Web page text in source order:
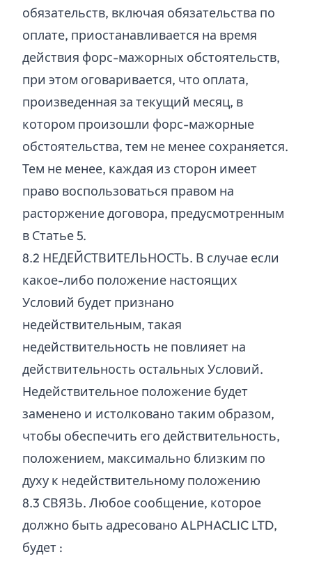
обязательств, включая обязательства по
оплате, приостанавливается на время
действия форс-мажорных обстоятельств,
при этом оговаривается, что оплата,
произведенная за текущий месяц, в
котором произошли форс-мажорные
обстоятельства, тем не менее сохраняется.
Тем не менее, каждая из сторон имеет
право воспользоваться правом на
расторжение договора, предусмотренным
в Статье 5.
8.2 НЕДЕЙСТВИТЕЛЬНОСТЬ. В случае если
какое-либо положение настоящих
Условий будет признано
недействительным, такая
недействительность не повлияет на
действительность остальных Условий.
Недействительное положение будет
заменено и истолковано таким образом,
чтобы обеспечить его действительность,
положением, максимально близким по
духу к недействительному положению
8.3 СВЯЗЬ. Любое сообщение, которое
должно быть адресовано ALPHACLIC LTD,
будет :